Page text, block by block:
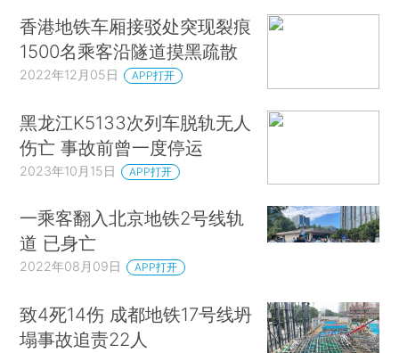
香港地铁车厢接驳处突现裂痕
1500名乘客沿隧道摸黑疏散
2022年12月05日 APP打开
黑龙江K5133次列车脱轨无人
伤亡 事故前曾一度停运
2023年10月15日 APP打开
一乘客翻入北京地铁2号线轨
道 已身亡
2022年08月09日 APP打开
致4死14伤 成都地铁17号线坍
塌事故追责22人